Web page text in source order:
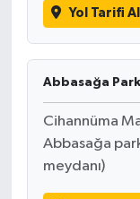
Yol Tarifi Al
Abbasağa
Cihannüma
Abbasağa
meydanı)